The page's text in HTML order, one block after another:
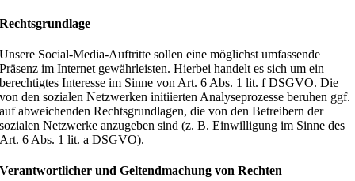
Rechtsgrundlage
Unsere Social-Media-Auftritte sollen eine möglichst umfassende
Präsenz im Internet gewährleisten. Hierbei handelt es sich um ein
berechtigtes Interesse im Sinne von Art. 6 Abs. 1 lit. f DSGVO. Die
von den sozialen Netzwerken initiierten Analyseprozesse beruhen ggf.
auf abweichenden Rechtsgrundlagen, die von den Betreibern der
sozialen Netzwerke anzugeben sind (z. B. Einwilligung im Sinne des
Art. 6 Abs. 1 lit. a DSGVO).
Verantwortlicher und Geltendmachung von Rechten